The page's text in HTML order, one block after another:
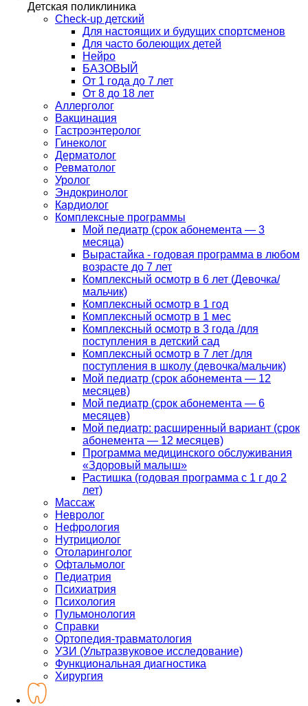
Детская поликлиника
Check-up детский
Для настоящих и будущих спортсменов
Для часто болеющих детей
Нейро
БАЗОВЫЙ
От 1 года до 7 лет
От 8 до 18 лет
Аллерголог
Вакцинация
Гастроэнтеролог
Гинеколог
Дерматолог
Ревматолог
Уролог
Эндокринолог
Кардиолог
Комплексные программы
Мой педиатр (срок абонемента — 3
месяца)
Вырастайка - годовая программа в любом
возрасте до 7 лет
Комплексный осмотр в 6 лет (Девочка/
мальчик)
Комплексный осмотр в 1 год
Комплексный осмотр в 1 мес
Комплексный осмотр в 3 года /для
поступления в детский сад
Комплексный осмотр в 7 лет /для
поступления в школу (девочка/мальчик)
Мой педиатр (срок абонемента — 12
месяцев)
Мой педиатр (срок абонемента — 6
месяцев)
Мой педиатр: расширенный вариант (срок
абонемента — 12 месяцев)
Программа медицинского обслуживания
«Здоровый малыш»
Растишка (годовая программа с 1 г до 2
лет)
Массаж
Невролог
Нефрология
Нутрициолог
Отоларинголог
Офтальмолог
Педиатрия
Психиатрия
Психология
Пульмонология
Справки
Ортопедия-травматология
УЗИ (Ультразвуковое исследование)
Функциональная диагностика
Хирургия